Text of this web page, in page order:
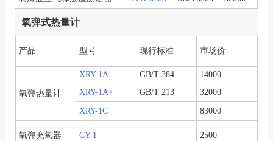
氧弹式热量计
产品 型号 现行标准 市场价
氧弹热量计
XRY-1A GB/T 384
14000
XRY-1A+
GB/T 213 32000
XRY-1C 83000
氧弹充氧器 CY-1 2500